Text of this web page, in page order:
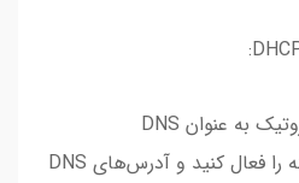
DNS: اگر می‌خواهید میکروتیک به عنوان DNS
Server عمل کند، این گزینه را فعال کنید و آدرس‌های DNS